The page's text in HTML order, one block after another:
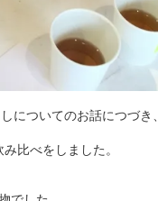
についてのお話につづき、
比べをしました。